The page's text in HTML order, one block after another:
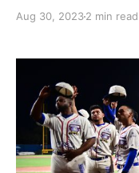
Rojas Villarreal es
2023. Acereros-
planeación y
Aug 30, 20232 min read